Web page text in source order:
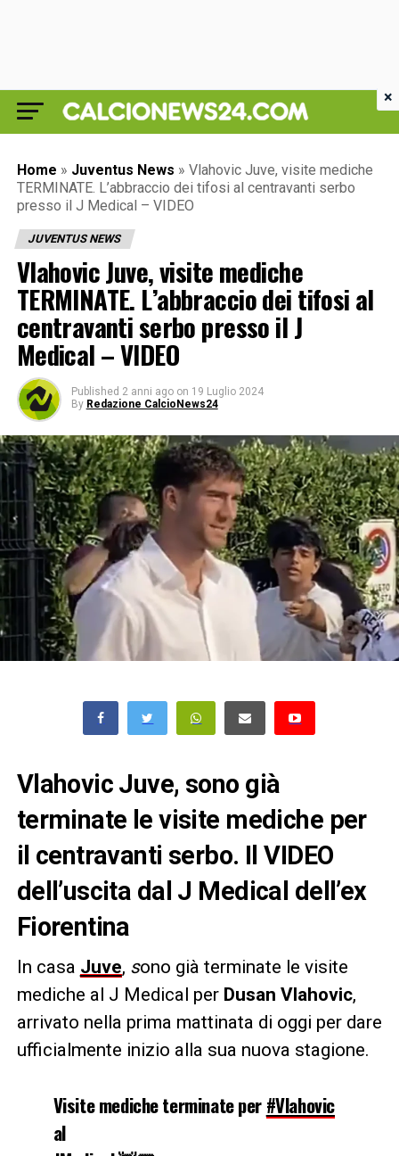
Home » Juventus News » Vlahovic Juve, visite mediche
TERMINATE. L’abbraccio dei tifosi al centravanti serbo
presso il J Medical – VIDEO
JUVENTUS NEWS
Vlahovic Juve, visite mediche
TERMINATE. L’abbraccio dei tifosi al
centravanti serbo presso il J
Medical – VIDEO
Published 2 anni ago on 19 Luglio 2024
By Redazione CalcioNews24
Vlahovic Juve, sono già
terminate le visite mediche per
il centravanti serbo. Il VIDEO
dell’uscita dal J Medical dell’ex
Fiorentina
In casa Juve, sono già terminate le visite
mediche al J Medical per Dusan Vlahovic,
arrivato nella prima mattinata di oggi per dare
ufficialmente inizio alla sua nuova stagione.
Visite mediche terminate per#Vlahovic
al
×